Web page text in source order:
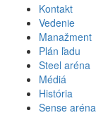
Kontakt
Vedenie
Manažment
Plán ľadu
Steel aréna
Médiá
História
Sense aréna